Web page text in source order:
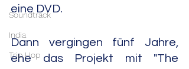
Soundtrack
India
Trip Hop
eine DVD.
Dann vergingen fünf Jahre,
ehe das Projekt mit "The